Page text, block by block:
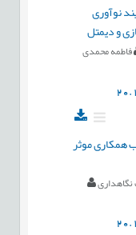
نوآوری
و دیمتل
فاطمه محمدی
همکاری موثر